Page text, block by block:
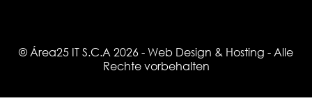
© Área25 IT S.C.A 2026 - Web Design & Hosting - Alle
Rechte vorbehalten